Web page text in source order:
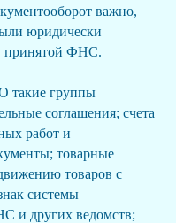
важно,
юридически
принятой ФНС.
такие группы
соглашения; счета
работ и
товарные
товаров с
системы
и других ведомств;